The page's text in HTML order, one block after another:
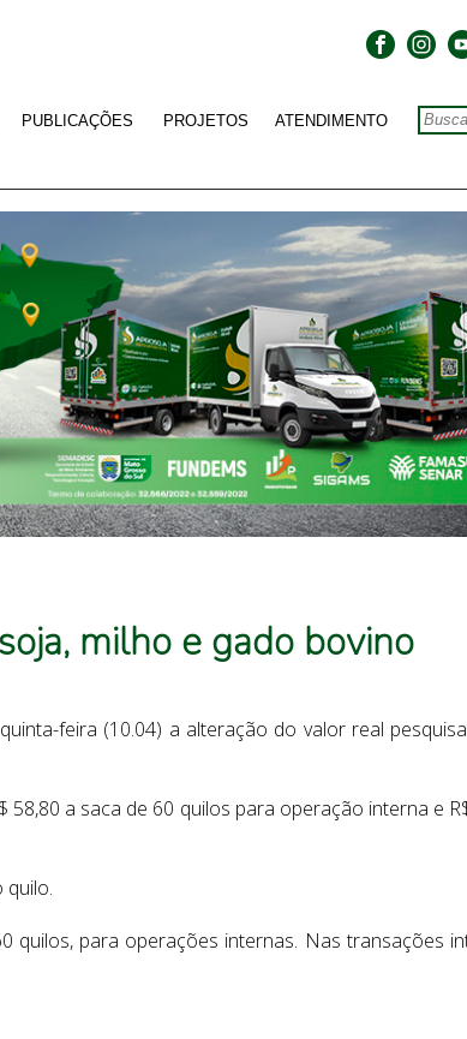
PUBLICAÇÕES PROJETOS ATENDIMENTO
milho e gado bovino
feira (10.04) a alteração do valor real
a saca de 60 quilos para operação interna e
quilo.
quilos, para operações internas. Nas transações